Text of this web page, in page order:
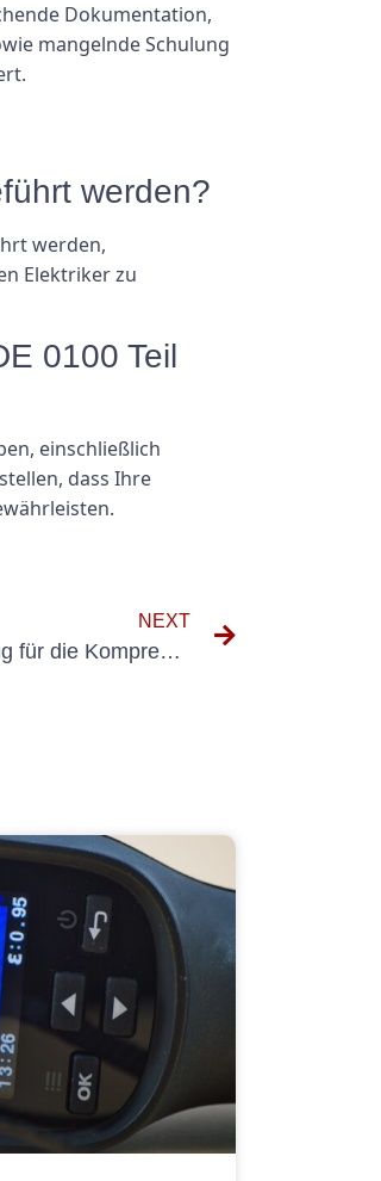
Dokumentation,
mangelnde Schulung
werden?
werden,
Elektriker zu
0100 Teil
einschließlich
dass Ihre
NEXT
Die Vorteile einer regelmäßigen UVV-Prüfung für die Kompressorwartung